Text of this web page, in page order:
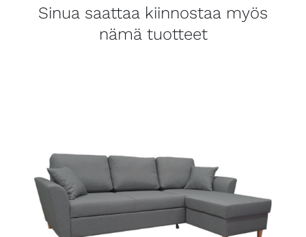
Sinua saattaa kiinnostaa myös
nämä tuotteet
LISÄTIEDOT